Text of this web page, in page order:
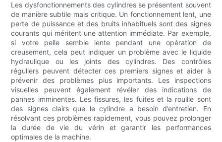
Les dysfonctionnements des cylindres se présentent souvent
de manière subtile mais critique. Un fonctionnement lent, une
perte de puissance et des bruits inhabituels sont des signes
courants qui méritent une attention immédiate. Par exemple,
si votre pelle semble lente pendant une opération de
creusement, cela peut indiquer un problème avec le liquide
hydraulique ou les joints des cylindres. Des contrôles
réguliers peuvent détecter ces premiers signes et aider à
prévenir des problèmes plus importants. Les inspections
visuelles peuvent également révéler des indications de
pannes imminentes. Les fissures, les fuites et la rouille sont
des signes clairs que le cylindre a besoin d’entretien. En
résolvant ces problèmes rapidement, vous pouvez prolonger
la durée de vie du vérin et garantir les performances
optimales de la machine.